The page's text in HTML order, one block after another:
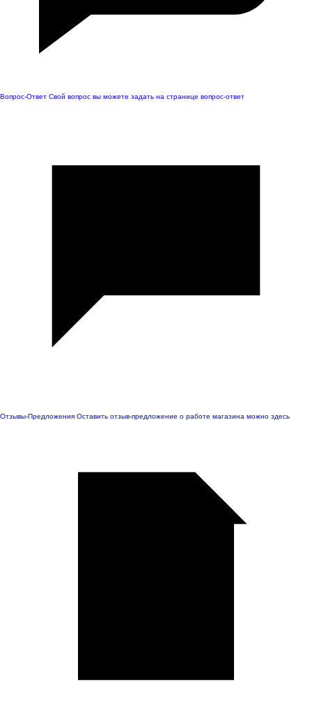
Вопрос-Ответ Свой вопрос вы можете задать на странице вопрос-ответ
Отзывы-Предложения Оставить отзыв-предложение о работе магазина можно здесь